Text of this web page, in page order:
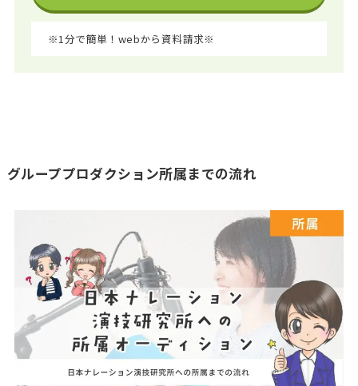
※1分で簡単！webから資料請求※
グループプロダクション所属までの流れ